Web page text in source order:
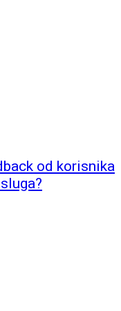
od korisnika